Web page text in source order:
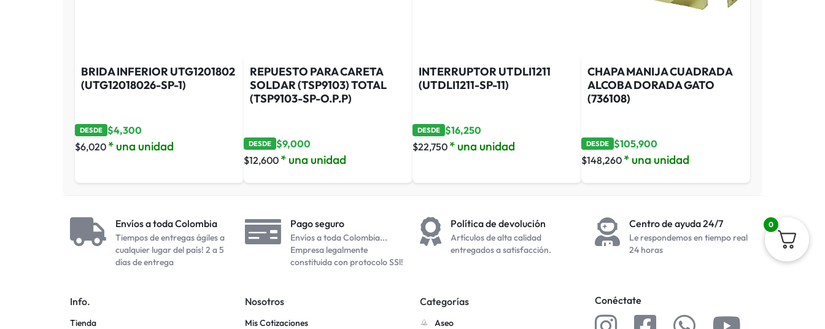
BRIDA INFERIOR UTG1201802
(UTG12018026-SP-1)
DESDE $4,300
$6,020 * una unidad
REPUESTO PARA CARETA
SOLDAR (TSP9103) TOTAL
(TSP9103-SP-O.P.P)
DESDE $9,000
$12,600 * una unidad
INTERRUPTOR UTDLI1211
(UTDLI1211-SP-11)
DESDE $16,250
$22,750 * una unidad
CHAPA MANIJA CUADRADA
ALCOBA DORADA GATO
(736108)
DESDE $105,900
$148,260 * una unidad
Envíos a toda Colombia
Tiempos de entregas ágiles a
cualquier lugar del país! 2 a 5
días de entrega
Pago seguro
Envíos a toda Colombia...
Empresa legalmente
constituida con protocolo SSl!
Política de devolución
Artículos de alta calidad
entregados a satisfacción.
Centro de ayuda 24/7
Le respondemos en tiempo real
24 horas
Info.
Tienda
Nosotros
Mis Cotizaciones
Categorías
Aseo
Conéctate
0